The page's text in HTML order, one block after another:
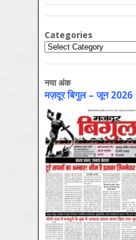
Categories
Categories
नया अंक
मज़दूर बिगुल – जून 2026